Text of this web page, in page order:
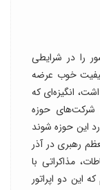
را در شرایطی
کیفیت خوب عرضه
انگیزه‌ای که
شرکت‌های حوزه
این حوزه شوند
رهبری در آذر
مذاکراتی با
این دو اپراتور